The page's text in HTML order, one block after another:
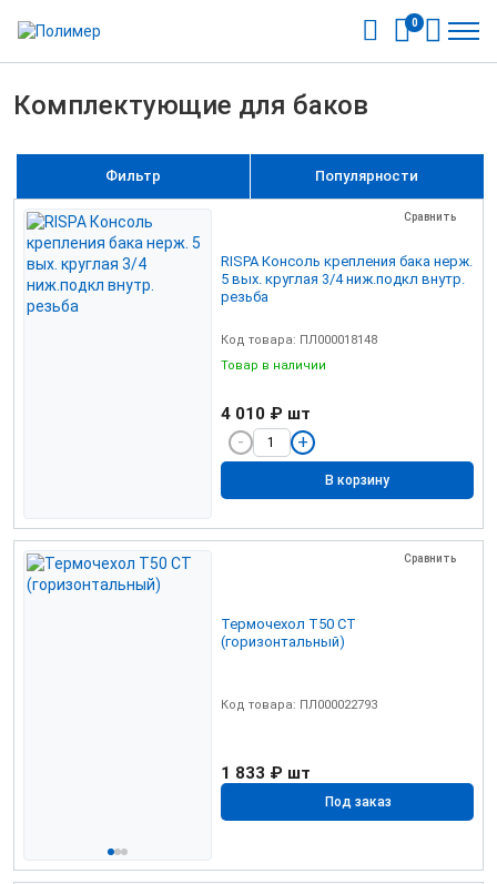
0
Комплектующие для баков
Популярности
Фильтр
Сравнить
RISPA Консоль крепления бака нерж.
5 вых. круглая 3/4 ниж.подкл внутр.
резьба
Код товара: ПЛ000018148
Товар в наличии
4 010 ₽ шт
В корзину
Сравнить
Термочехол Т50 СТ
(горизонтальный)
Код товара: ПЛ000022793
1 833 ₽ шт
Под заказ